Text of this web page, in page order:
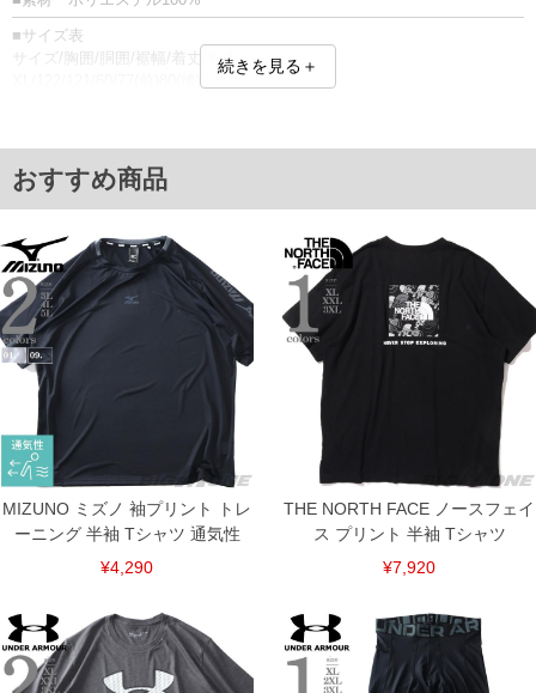
■サイズ表
サイズ/胸囲/胴囲/裾幅/着丈/裄丈
XL/122/121/60/77(前)80(後)/50
4XL/146/142/70.5/83.5(前)87(後)/56
5XL/152/149/74/84.5(前)88.5(後)/58
単位はcm
返品交換希望の方は、商品到着後1週間以内にご連絡ください。
下着(肌着)やワイシャツは商品の性質上、返品交換不可とさせて頂いております。予め
ご了承くださいませ。
※【ボトムの裾上げをご希望の場合】
裾上げ料金は500円+税となります。
備考欄に股下●cmとご記入下さい。（裾上げ無料対象商品は1本につき税込6,000円以
上の品が対象。1本5,999円以下の商品は有料（500円+税）となります。）
出荷まで約1週間～20日間程お時間を頂く場合がございます。
尚、裾上げした商品は返品・交換不可となりますので、予めご了承下さい。
一部、お直しに対応出来ない商品がございます。(例：裾にファスナーや調節ひもが付
いている、極端なデザインが施されている等)
※商品によって若干のサイズの誤差がございます。また、お客様がご使用の環境（コ
ンピュータ画面）によって、商品の色味が若干異なる場合がございます。予めご了承
※当店での掲載商品は、実店鋪と在庫を共用しておりますので店頭での売り違い、店
舗からのお取り寄せ等により、お客様にご迷惑をお掛けしてしまう場合がございま
す。そのようなことがない様最大限に努めておりますが、もしあった場合速やかにご
ITEM INTRODUCTION
続きを見る＋
おすすめ商品
MIZUNO ミズノ 袖プリント トレ
ーニング 半袖 Tシャツ 通気性
¥4,290
THE NORTH FACE ノースフェイ
ス プリント 半袖 Tシャツ
¥7,920